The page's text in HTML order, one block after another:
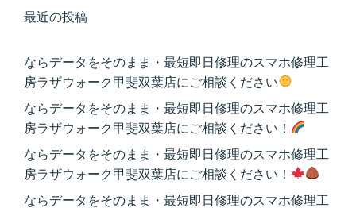
最近の投稿
ならデータをそのまま・最短即日修理のスマホ修理工
房ラザウォーク甲斐双葉店にご相談ください
ならデータをそのまま・最短即日修理のスマホ修理工
房ラザウォーク甲斐双葉店にご相談ください！
ならデータをそのまま・最短即日修理のスマホ修理工
房ラザウォーク甲斐双葉店にご相談ください！
ならデータをそのまま・最短即日修理のスマホ修理工